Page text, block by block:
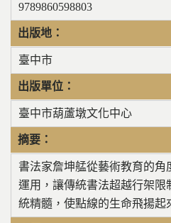
9789860598803
出版地：
臺中市
出版單位：
臺中市葫蘆墩文化中心
摘要：
書法家詹坤艋從藝術教育的角
運用，讓傳統書法超越行架限
統精髓，使點線的生命飛揚起